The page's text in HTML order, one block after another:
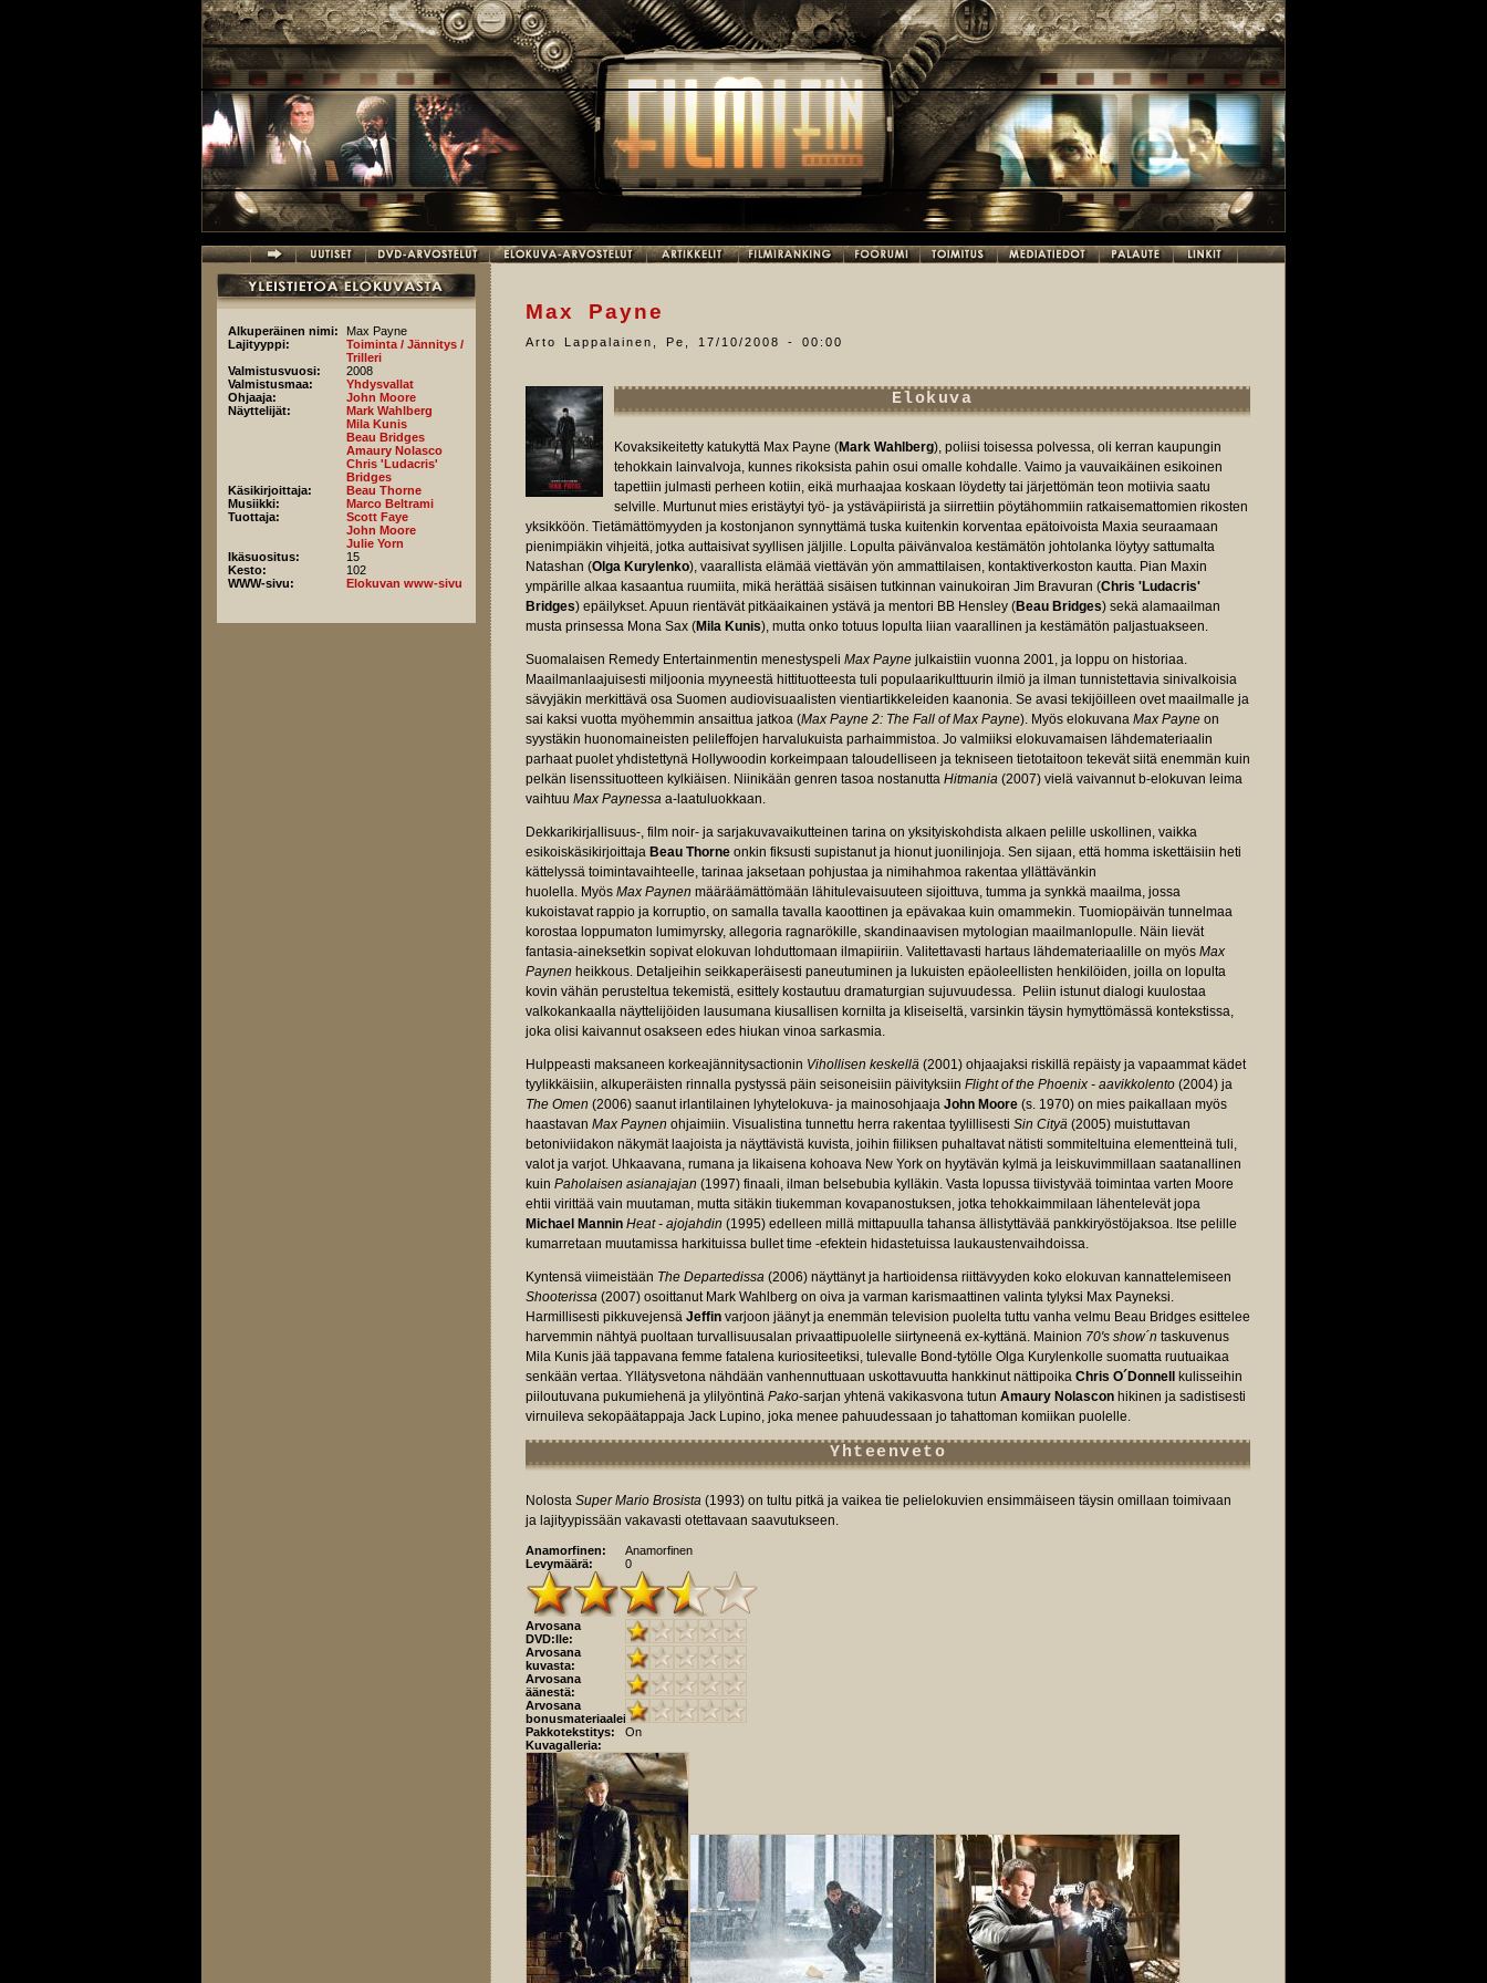
Alkuperäinen nimi:
Max Payne
Lajityyppi:
Toiminta / Jännitys /
Trilleri
Valmistusvuosi:
2008
Valmistusmaa:
Yhdysvallat
Ohjaaja:
John Moore
Näyttelijät:
Mark Wahlberg
Mila Kunis
Beau Bridges
Amaury Nolasco
Chris 'Ludacris'
Bridges
Käsikirjoittaja:
Beau Thorne
Musiikki:
Marco Beltrami
Tuottaja:
Scott Faye
John Moore
Julie Yorn
Ikäsuositus:
15
Kesto:
102
WWW-sivu:
Elokuvan www-sivu
Max Payne
Arto Lappalainen Pe, 17/10/2008 - 00:00
Elokuva
Kovaksikeitetty katukyttä Max Payne (Mark Wahlberg), poliisi toisessa polvessa, oli kerran kaupungin
tehokkain lainvalvoja, kunnes rikoksista pahin osui omalle kohdalle. Vaimo ja vauvaikäinen esikoinen
tapettiin julmasti perheen kotiin, eikä murhaajaa koskaan löydetty tai järjettömän teon motiivia saatu
selville. Murtunut mies eristäytyi työ- ja ystäväpiiristä ja siirrettiin pöytähommiin ratkaisemattomien rikosten
yksikköön. Tietämättömyyden ja kostonjanon synnyttämä tuska kuitenkin korventaa epätoivoista Maxia seuraamaan
pienimpiäkin vihjeitä, jotka auttaisivat syyllisen jäljille. Lopulta päivänvaloa kestämätön johtolanka löytyy sattumalta
Natashan (Olga Kurylenko), vaarallista elämää viettävän yön ammattilaisen, kontaktiverkoston kautta. Pian Maxin
ympärille alkaa kasaantua ruumiita, mikä herättää sisäisen tutkinnan vainukoiran Jim Bravuran (Chris 'Ludacris'
Bridges) epäilykset. Apuun rientävät pitkäaikainen ystävä ja mentori BB Hensley (Beau Bridges) sekä alamaailman
musta prinsessa Mona Sax (Mila Kunis), mutta onko totuus lopulta liian vaarallinen ja kestämätön paljastuakseen.
Suomalaisen Remedy Entertainmentin menestyspeli Max Payne julkaistiin vuonna 2001, ja loppu on historiaa.
Maailmanlaajuisesti miljoonia myyneestä hittituotteesta tuli populaarikulttuurin ilmiö ja ilman tunnistettavia sinivalkoisia
sävyjäkin merkittävä osa Suomen audiovisuaalisten vientiartikkeleiden kaanonia. Se avasi tekijöilleen ovet maailmalle ja
sai kaksi vuotta myöhemmin ansaittua jatkoa (Max Payne 2: The Fall of Max Payne). Myös elokuvana Max Payne on
syystäkin huonomaineisten pelileffojen harvalukuista parhaimmistoa. Jo valmiiksi elokuvamaisen lähdemateriaalin
parhaat puolet yhdistettynä Hollywoodin korkeimpaan taloudelliseen ja tekniseen tietotaitoon tekevät siitä enemmän kuin
pelkän lisenssituotteen kylkiäisen. Niinikään genren tasoa nostanutta Hitmania (2007) vielä vaivannut b-elokuvan leima
vaihtuu Max Paynessa a-laatuluokkaan.
Dekkarikirjallisuus-, film noir- ja sarjakuvavaikutteinen tarina on yksityiskohdista alkaen pelille uskollinen, vaikka
esikoiskäsikirjoittaja Beau Thorne onkin fiksusti supistanut ja hionut juonilinjoja. Sen sijaan, että homma iskettäisiin heti
kättelyssä toimintavaihteelle, tarinaa jaksetaan pohjustaa ja nimihahmoa rakentaa yllättävänkin
huolella. Myös Max Paynen määräämättömään lähitulevaisuuteen sijoittuva, tumma ja synkkä maailma, jossa
kukoistavat rappio ja korruptio, on samalla tavalla kaoottinen ja epävakaa kuin omammekin. Tuomiopäivän tunnelmaa
korostaa loppumaton lumimyrsky, allegoria ragnarökille, skandinaavisen mytologian maailmanlopulle. Näin lievät
fantasia-aineksetkin sopivat elokuvan lohduttomaan ilmapiiriin. Valitettavasti hartaus lähdemateriaalille on myös Max
Paynen heikkous. Detaljeihin seikkaperäisesti paneutuminen ja lukuisten epäoleellisten henkilöiden, joilla on lopulta
kovin vähän perusteltua tekemistä, esittely kostautuu dramaturgian sujuvuudessa. Peliin istunut dialogi kuulostaa
valkokankaalla näyttelijöiden lausumana kiusallisen kornilta ja kliseiseltä, varsinkin täysin hymyttömässä kontekstissa,
joka olisi kaivannut osakseen edes hiukan vinoa sarkasmia.
Hulppeasti maksaneen korkeajännitysactionin Vihollisen keskellä (2001) ohjaajaksi riskillä repäisty ja vapaammat kädet
tyylikkäisiin, alkuperäisten rinnalla pystyssä päin seisoneisiin päivityksiin Flight of the Phoenix - aavikkolento (2004) ja
The Omen (2006) saanut irlantilainen lyhytelokuva- ja mainosohjaaja John Moore (s. 1970) on mies paikallaan myös
haastavan Max Paynen ohjaimiin. Visualistina tunnettu herra rakentaa tyylillisesti Sin Cityä (2005) muistuttavan
betoniviidakon näkymät laajoista ja näyttävistä kuvista, joihin fiiliksen puhaltavat nätisti sommiteltuina elementteinä tuli,
valot ja varjot. Uhkaavana, rumana ja likaisena kohoava New York on hyytävän kylmä ja leiskuvimmillaan saatanallinen
kuin Paholaisen asianajajan (1997) finaali, ilman belsebubia kylläkin. Vasta lopussa tiivistyvää toimintaa varten Moore
ehtii virittää vain muutaman, mutta sitäkin tiukemman kovapanostuksen, jotka tehokkaimmilaan lähentelevät jopa
Michael Mannin Heat - ajojahdin (1995) edelleen millä mittapuulla tahansa ällistyttävää pankkiryöstöjaksoa. Itse pelille
kumarretaan muutamissa harkituissa bullet time -efektein hidastetuissa laukaustenvaihdoissa.
Kyntensä viimeistään The Departedissa (2006) näyttänyt ja hartioidensa riittävyyden koko elokuvan kannattelemiseen
Shooterissa (2007) osoittanut Mark Wahlberg on oiva ja varman karismaattinen valinta tylyksi Max Payneksi.
Harmillisesti pikkuvejensä Jeffin varjoon jäänyt ja enemmän television puolelta tuttu vanha velmu Beau Bridges esittelee
harvemmin nähtyä puoltaan turvallisuusalan privaattipuolelle siirtyneenä ex-kyttänä. Mainion 70's show´n taskuvenus
Mila Kunis jää tappavana femme fatalena kuriositeetiksi, tulevalle Bond-tytölle Olga Kurylenkolle suomatta ruutuaikaa
senkään vertaa. Yllätysvetona nähdään vanhennuttuaan uskottavuutta hankkinut nättipoika Chris O´Donnell
kulisseihin
piiloutuvana pukumiehenä ja ylilyöntinä Pako-sarjan yhtenä vakikasvona tutun Amaury Nolascon hikinen ja sadistisesti
virnuileva sekopäätappaja Jack Lupino, joka menee pahuudessaan jo tahattoman komiikan puolelle.
Yhteenveto
Nolosta Super Mario Brosista (1993) on tultu pitkä ja vaikea tie pelielokuvien ensimmäiseen täysin omillaan toimivaan
ja lajityypissään vakavasti otettavaan saavutukseen.
Anamorfinen:
Anamorfinen
Levymäärä:
0
Arvosana
DVD:lle:
Arvosana
kuvasta:
Arvosana
äänestä:
Arvosana
bonusmateriaaleista:
Pakkotekstitys:
On
Kuvagalleria: